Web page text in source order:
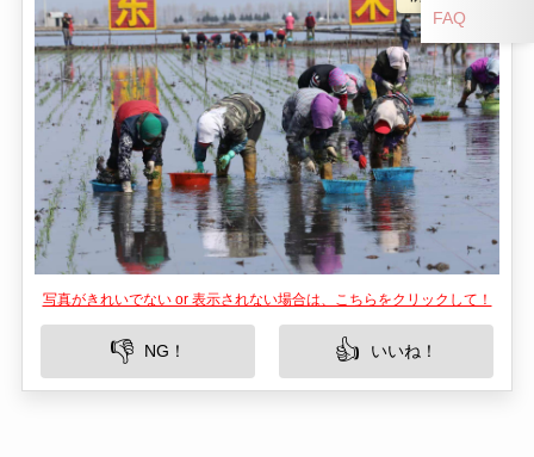
写真がきれいでない or 表示されない場合は、こちらをクリックして！
👎 NG！ 👍 いいね！
綏化市にある慶安湿地は、自然愛好家や鳥類観察
者にとっての楽園として知られ、訪れる人々に雄
大な自然の美を提供しています。この広大な湿地
FAQ